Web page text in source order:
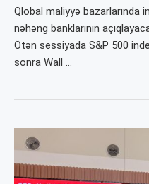
Qlobal maliyyə bazarlarında
nəhəng banklarının
Ötən sessiyada S&P 500
sonra Wall …